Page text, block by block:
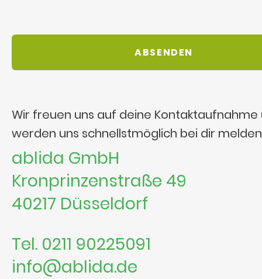
Wir freuen uns auf deine Kontaktaufnahme
werden uns schnellstmöglich bei dir
ablida GmbH
Kronprinzenstraße 49
40217 Düsseldorf
Tel. 0211 90225091
info@ablida.de